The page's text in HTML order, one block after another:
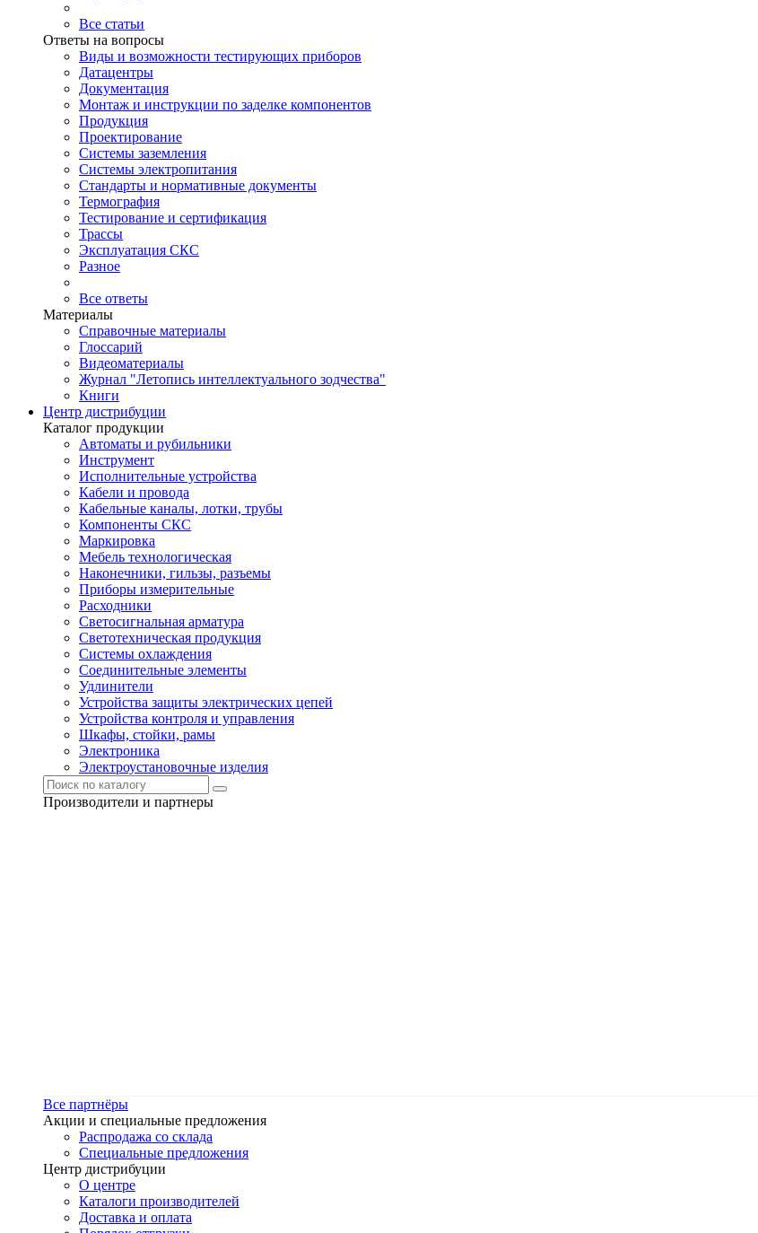
Все статьи
Ответы на вопросы
Виды и возможности тестирующих приборов
Датацентры
Документация
Монтаж и инструкции по заделке компонентов
Продукция
Проектирование
Системы заземления
Системы электропитания
Стандарты и нормативные документы
Термография
Тестирование и сертификация
Трассы
Эксплуатация СКС
Разное
Все ответы
Материалы
Справочные материалы
Глоссарий
Видеоматериалы
Журнал "Летопись интеллектуального зодчества"
Книги
Центр дистрибуции
Каталог продукции
Автоматы и рубильники
Инструмент
Исполнительные устройства
Кабели и провода
Кабельные каналы, лотки, трубы
Компоненты СКС
Маркировка
Мебель технологическая
Наконечники, гильзы, разъемы
Приборы измерительные
Расходники
Светосигнальная арматура
Светотехническая продукция
Системы охлаждения
Соединительные элементы
Удлинители
Устройства защиты электрических цепей
Устройства контроля и управления
Шкафы, стойки, рамы
Электроника
Электроустановочные изделия
Производители и партнеры
Все партнёры
Акции и специальные предложения
Распродажа со склада
Специальные предложения
Центр дистрибуции
О центре
Каталоги производителей
Доставка и оплата